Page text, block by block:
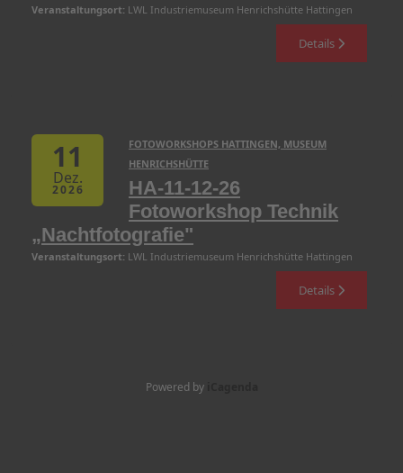
Veranstaltungsort: LWL Industriemuseum Henrichshütte Hattingen
Details
11
Dez.
2026
FOTOWORKSHOPS HATTINGEN, MUSEUM
HENRICHSHÜTTE
HA-11-12-26
Fotoworkshop Technik
„Nachtfotografie"
Veranstaltungsort: LWL Industriemuseum Henrichshütte Hattingen
Details
Powered by